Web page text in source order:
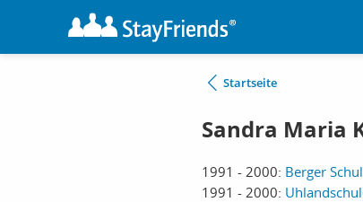
Startseite
Sandra Maria
1991 - 2000: Berger
1991 - 2000: